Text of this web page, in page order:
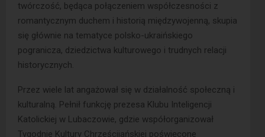
twórczość, będąca połączeniem współczesności z
romantycznym duchem i historią międzywojenną, skupia
się głównie na tematyce polsko-ukraińskiego
pogranicza, dziedzictwa kulturowego i trudnych relacji
historycznych.
Przez wiele lat angażował się w działalność społeczną i
kulturalną. Pełnił funkcję prezesa Klubu Inteligencji
Katolickiej w Lubaczowie, gdzie współorganizował
Tygodnie Kultury Chrześcijańskiej poświęcone